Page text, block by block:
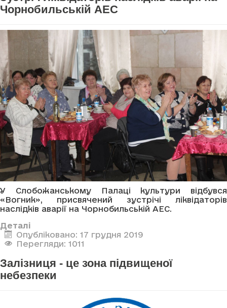
Чорнобильській АЕС
У Слобожанському Палаці культури відбувся
«Вогник», присвячений зустрічі ліквідаторів
наслідків аварії на Чорнобильській АЕС.
Деталі
Опубліковано: 17 грудня 2019
Перегляди: 1011
Залізниця - це зона підвищеної
небезпеки